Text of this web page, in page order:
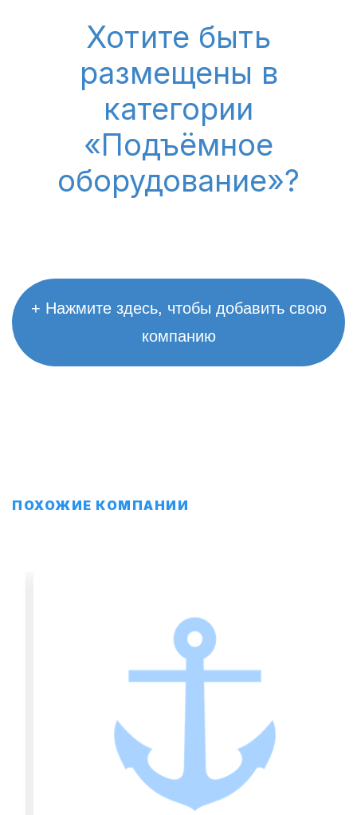
Хотите быть
размещены в
категории
«Подъёмное
оборудование»?
+ Нажмите здесь, чтобы добавить свою
компанию
ПОХОЖИЕ КОМПАНИИ